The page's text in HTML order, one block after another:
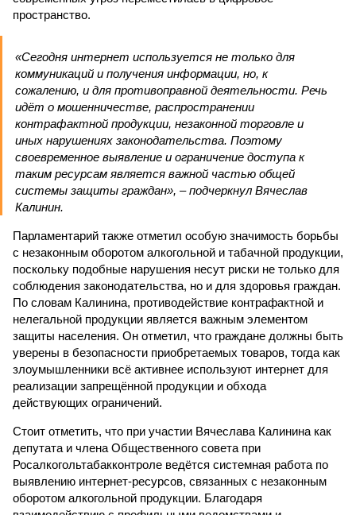
пространство.
«Сегодня интернет используется не только для
коммуникаций и получения информации, но, к
сожалению, и для противоправной деятельности. Речь
идёт о мошенничестве, распространении
контрафактной продукции, незаконной торговле и
иных нарушениях законодательства. Поэтому
своевременное выявление и ограничение доступа к
таким ресурсам является важной частью общей
системы защиты граждан», – подчеркнул Вячеслав
Калинин.
Парламентарий также отметил особую значимость борьбы
с незаконным оборотом алкогольной и табачной продукции,
поскольку подобные нарушения несут риски не только для
соблюдения законодательства, но и для здоровья граждан.
По словам Калинина, противодействие контрафактной и
нелегальной продукции является важным элементом
защиты населения. Он отметил, что граждане должны быть
уверены в безопасности приобретаемых товаров, тогда как
злоумышленники всё активнее используют интернет для
реализации запрещённой продукции и обхода
действующих ограничений.
Стоит отметить, что при участии Вячеслава Калинина как
депутата и члена Общественного совета при
Росалкогольтабакконтроле ведётся системная работа по
выявлению интернет-ресурсов, связанных с незаконным
оборотом алкогольной продукции. Благодаря